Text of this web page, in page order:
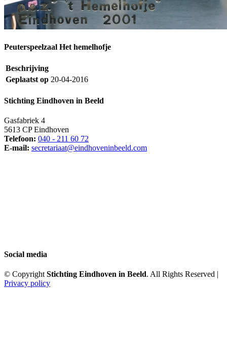
Peuterspeelzaal Het hemelhofje
Beschrijving
Geplaatst op 20-04-2016
Stichting Eindhoven in Beeld
Gasfabriek 4
5613 CP Eindhoven
Telefoon: 040 - 211 60 72
E-mail: secretariaat@eindhoveninbeeld.com
Social media
© Copyright Stichting Eindhoven in Beeld. All Rights Reserved |
Privacy policy